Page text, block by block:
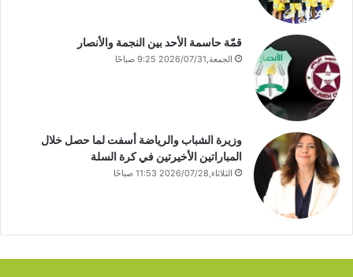
قمّة حاسمة الأحد بين النجمة والأنصار
الجمعة,2026/07/31 9:25 صباحًا
وزيرة الشباب والرياضة أسفت لما حصل خلال
المباراتين الأخيرتين في كرة السلة
الثلاثاء,2026/07/28 11:53 صباحًا